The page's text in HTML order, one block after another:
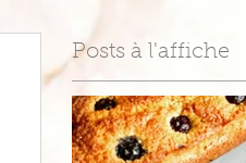
Posts à l'affiche